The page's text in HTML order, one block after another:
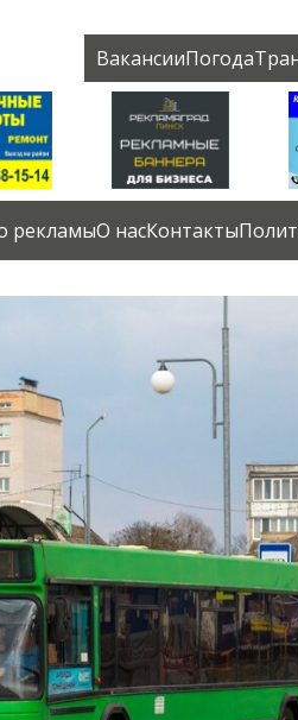
ВакансииПогода
рекламыО насКонтакты